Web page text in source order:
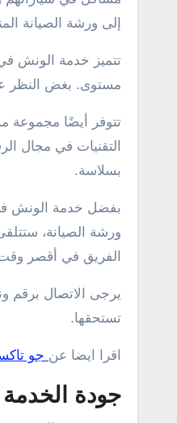
إلى ورشة الصيانة
تتميز خدمة الونش
مستوى. بغض النظر عن
تتوفر أيضًا مجموعة
التقنيات في مجال
بسلاسة.
بفضل خدمة الونش في
الفريق في أقصر
يرجى الاتصال
تستحقها.
اقرا ايضا عن جو
جودة